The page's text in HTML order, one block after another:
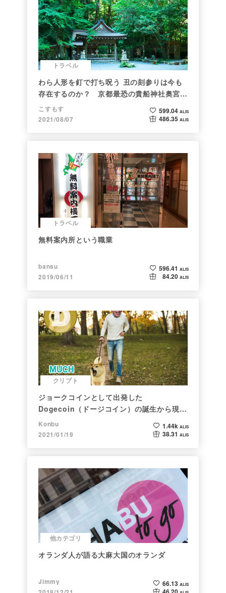
トラベル
わら人形を釘で打ち呪う 丑の刻参りは今も
存在するのか？ 京都最恐の貴船神社奥宮を
調べた
こすもす
2021/08/07
599.04 ALIS
486.35 ALIS
トラベル
無料案内所という職業
bansu
2019/06/11
596.41 ALIS
84.20 ALIS
クリプト
ジョークコインとして出発した
Dogecoin（ドージコイン）の誕生から現在
まで。注目される非証券性🐶
Konbu
2021/01/19
1.44k ALIS
38.31 ALIS
他カテゴリ
オランダ人が語る大麻大国のオランダ
Jimmy
66.13 ALIS